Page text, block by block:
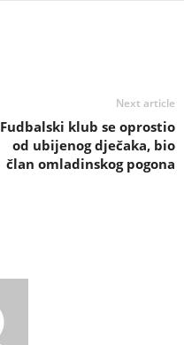
Next article
Fudbalski klub se oprostio
od ubijenog dječaka, bio
član omladinskog pogona